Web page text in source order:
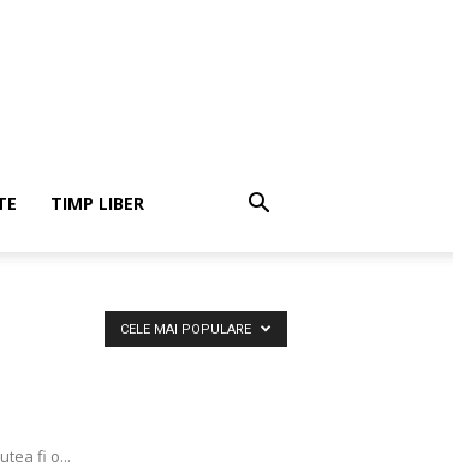
TIMP LIBER
CELE MAI POPULARE
fi o...